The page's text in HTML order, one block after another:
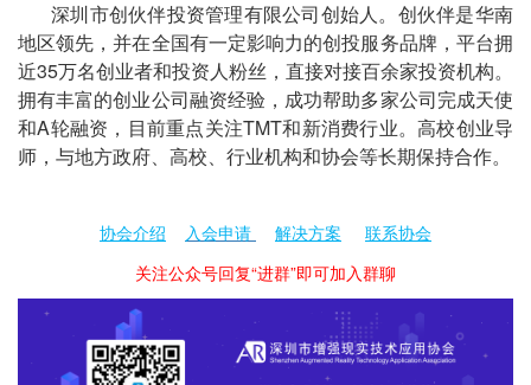
深圳市创伙伴投资管理有限公司创始人。创伙伴是华南
地区领先，并在全国有一定影响力的创投服务品牌，平台拥
近35万名创业者和投资人粉丝，直接对接百余家投资机构。
拥有丰富的创业公司融资经验，成功帮助多家公司完成天使
和A轮融资，目前重点关注TMT和新消费行业。高校创业导
师，与地方政府、高校、行业机构和协会等长期保持合作。
协会介绍 入会申请 解决方案
联系协会
关注公众号回复“进群”即可加入群聊